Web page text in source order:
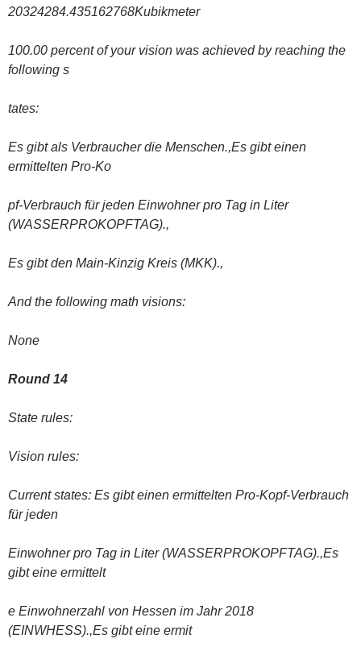
20324284.435162768Kubikmeter
100.00 percent of your vision was achieved by reaching the
following s
tates:
Es gibt als Verbraucher die Menschen.,Es gibt einen
ermittelten Pro-Ko
pf-Verbrauch für jeden Einwohner pro Tag in Liter
(WASSERPROKOPFTAG).,
Es gibt den Main-Kinzig Kreis (MKK).,
And the following math visions:
None
Round 14
State rules:
Vision rules:
Current states: Es gibt einen ermittelten Pro-Kopf-Verbrauch
für jeden
Einwohner pro Tag in Liter (WASSERPROKOPFTAG).,Es
gibt eine ermittelt
e Einwohnerzahl von Hessen im Jahr 2018
(EINWHESS).,Es gibt eine ermit